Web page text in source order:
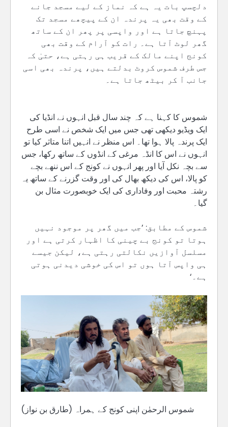
دلچسپ بات یہ ہے کہ نماز کے لیے مسجد جانے
کے وقت بھی یہ پرندہ ان کے پیچھے مسجد تک
پہنچ جاتا ہے اور واپسی پر پھر ان کے ساتھ
گھر لوٹ آتا ہے۔ رات کو آرام کے وقت بھی
کونج اپنے مالک کے قریب ہی رہتی ہے، حتیٰ کہ
جس طرف شموس کروٹ بدلتے ہیں، پرندہ بھی اسی
جانب آ کر بیٹھ جاتا ہے۔
شموس کا کہنا ہے کہ چند سال قبل انہوں نے انڈیا کی
ایک ویڈیو دیکھی تھی جس میں ایک شخص نے اسی طرح
ایک پرندہ پالا ہوا تھا۔ اس منظر نے انہیں اتنا متاثر کیا تو
انہوں نے اس کا انڈہ مرغی کے انڈوں کے ساتھ رکھا، جس
سے بچہ نکل آیا اور پھر انہوں نے کونج کے اس ننھے بچے
کو پالا، اس کی دیکھ بھال کی اور وقت گزرنے کے ساتھ یہ
رشتہ محبت اور وفاداری کی ایک خوبصورت مثال بن
گیا۔
شموس کے مطابق: ’جب میں گھر پر موجود نہیں
ہوتا تو کونج بے چینی کا اظہار کرتی ہے اور
مسلسل آوازیں نکالتی رہتی ہے، لیکن جیسے
ہی واپس آتا ہوں تو اس کی خوشی دیدنی ہوتی
ہے۔‘
شموس الرحمٰن اپنی کونج کے ہمراہ (طارق بن نواز)